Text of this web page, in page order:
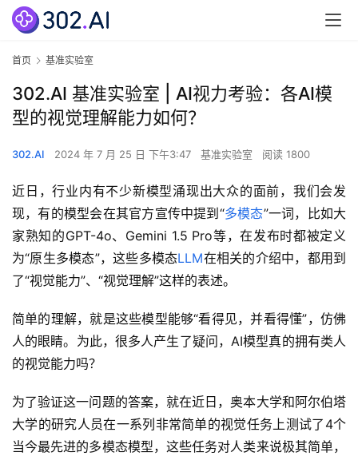
首页 基准实验室
302.AI 基准实验室 | AI视力考验：各AI模
型的视觉理解能力如何？
302.AI 2024 年 7 月 25 日 下午3:47 基准实验室 阅读 1800
近日，行业内有不少新模型涌现出大众的面前，我们会发
现，有的模型会在其官方宣传中提到“多模态”一词，比如大
家熟知的GPT-4o、Gemini 1.5 Pro等，在发布时都被定义
为“原生多模态”，这些多模态LLM在相关的介绍中，都用到
了“视觉能力”、“视觉理解”这样的表述。
简单的理解，就是这些模型能够“看得见，并看得懂”，仿佛
人的眼睛。为此，很多人产生了疑问，AI模型真的拥有类人
的视觉能力吗？
为了验证这一问题的答案，就在近日，奥本大学和阿尔伯塔
大学的研究人员在一系列非常简单的视觉任务上测试了4个
当今最先进的多模态模型，这些任务对人类来说极其简单，